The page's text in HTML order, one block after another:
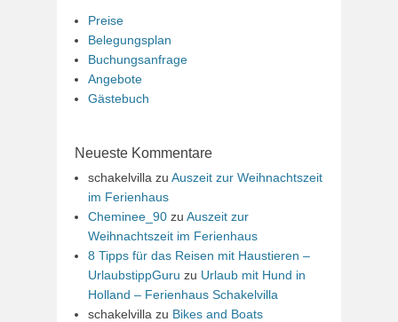
Preise
Belegungsplan
Buchungsanfrage
Angebote
Gästebuch
Neueste Kommentare
schakelvilla zu Auszeit zur Weihnachtszeit
im Ferienhaus
Cheminee_90 zu Auszeit zur
Weihnachtszeit im Ferienhaus
8 Tipps für das Reisen mit Haustieren –
UrlaubstippGuru zu Urlaub mit Hund in
Holland – Ferienhaus Schakelvilla
schakelvilla zu Bikes and Boats